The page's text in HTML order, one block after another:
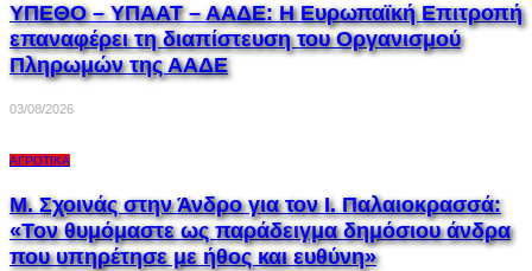
ΥΠΕΘΟ – ΥΠΑΑΤ – ΑΑΔΕ: H Ευρωπαϊκή Επιτροπή
επαναφέρει τη διαπίστευση του Οργανισμού
Πληρωμών της ΑΑΔΕ
03/08/2026
ΑΓΡΟΤΙΚΆ
Μ. Σχοινάς στην Άνδρο για τον Ι. Παλαιοκρασσά:
«Τον θυμόμαστε ως παράδειγμα δημόσιου άνδρα
που υπηρέτησε με ήθος και ευθύνη»